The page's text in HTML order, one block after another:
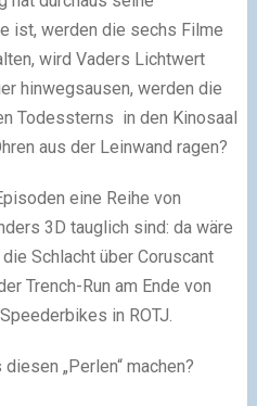
ist, werden die sechs Filme
wird Vaders Lichtwert
hinwegsausen, werden die
Todessterns in den Kinosaal
aus der Leinwand ragen?
eine Reihe von
3D tauglich sind: da wäre
Schlacht über Coruscant
Trench-Run am Ende von
in ROTJ.
„Perlen“ machen?